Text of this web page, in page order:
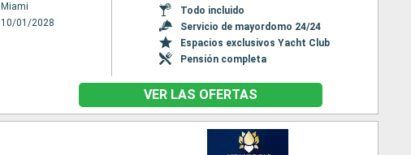
Miami
10/01/2028
Todo incluido
Servicio de mayordomo 24/24
Espacios exclusivos Yacht Club
Pensión completa
VER LAS OFERTAS